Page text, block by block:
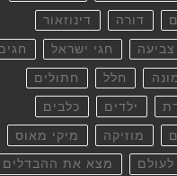
דורה דינוזאור
חגי ישראל
חלל חתולים
ילדים כלבים
מוזיקה מיקי מאוס
מצא את ההבדלים